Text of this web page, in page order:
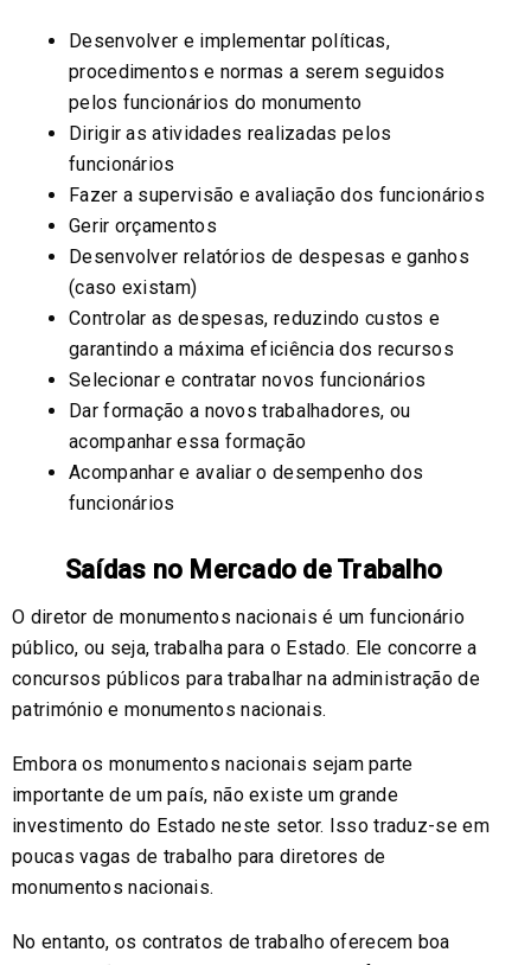
Desenvolver e implementar políticas,
procedimentos e normas a serem seguidos
pelos funcionários do monumento
Dirigir as atividades realizadas pelos
funcionários
Fazer a supervisão e avaliação dos funcionários
Gerir orçamentos
Desenvolver relatórios de despesas e ganhos
(caso existam)
Controlar as despesas, reduzindo custos e
garantindo a máxima eficiência dos recursos
Selecionar e contratar novos funcionários
Dar formação a novos trabalhadores, ou
acompanhar essa formação
Acompanhar e avaliar o desempenho dos
funcionários
Saídas no Mercado de Trabalho
O diretor de monumentos nacionais é um funcionário
público, ou seja, trabalha para o Estado. Ele concorre a
concursos públicos para trabalhar na administração de
património e monumentos nacionais.
Embora os monumentos nacionais sejam parte
importante de um país, não existe um grande
investimento do Estado neste setor. Isso traduz-se em
poucas vagas de trabalho para diretores de
monumentos nacionais.
No entanto, os contratos de trabalho oferecem boa